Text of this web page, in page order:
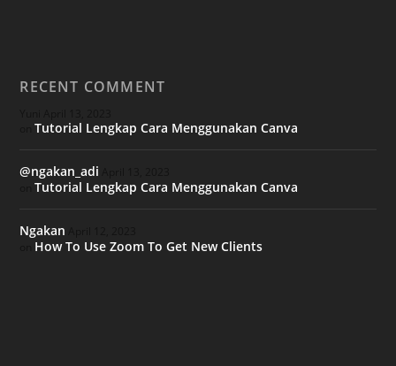
RECENT COMMENT
onTutorial Lengkap Cara Menggunakan Canva
@ngakan_adi
onTutorial Lengkap Cara Menggunakan Canva
Ngakan
How To Use Zoom To Get New Clients